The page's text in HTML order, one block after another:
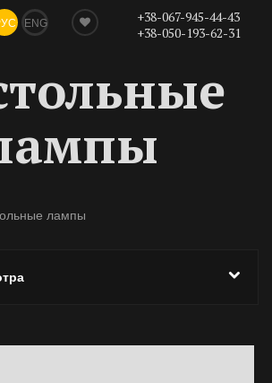
ENG
+38-067-945-44-43
+38-050-193-62-31
лампы